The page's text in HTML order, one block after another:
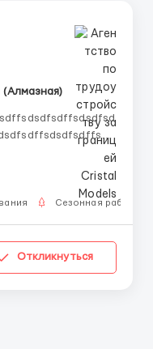
(Алмазная)
Сезонная работа
Откликнуться